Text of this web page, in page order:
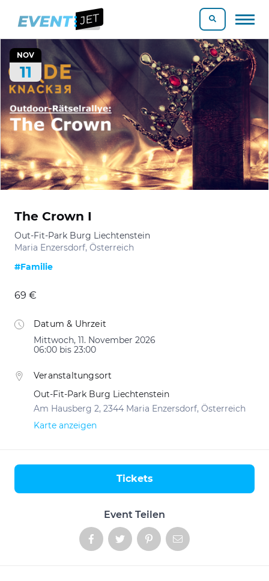
NOV
11
The Crown I
Out-Fit-Park Burg Liechtenstein
Maria Enzersdorf, Österreich
#Familie
69 €
Datum & Uhrzeit
Mittwoch, 11. November 2026
06:00 bis 23:00
Veranstaltungsort
Out-Fit-Park Burg Liechtenstein
Am Hausberg 2, 2344 Maria Enzersdorf, Österreich
Karte anzeigen
Event Teilen
Tickets